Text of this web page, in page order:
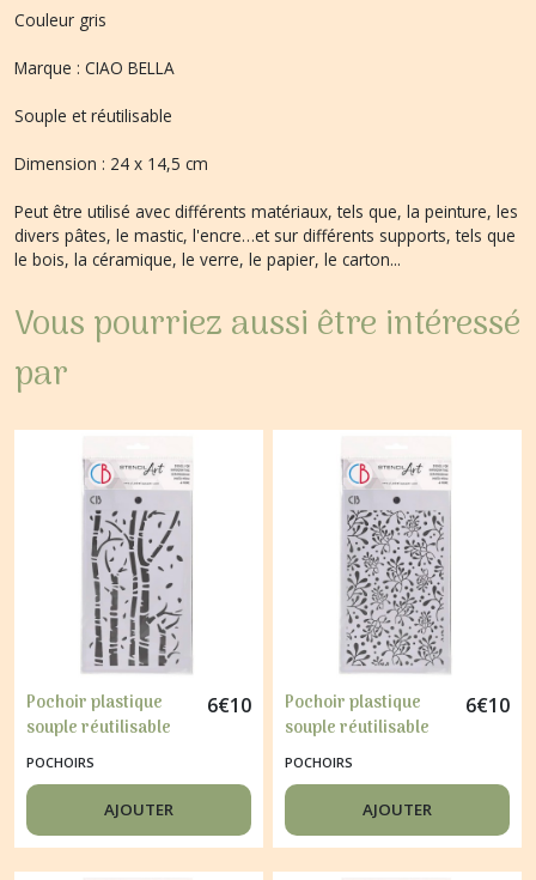
Couleur gris
Marque : CIAO BELLA
Souple et réutilisable
Dimension : 24 x 14,5 cm
Peut être utilisé avec différents matériaux, tels que, la peinture, les
divers pâtes, le mastic, l'encre…et sur différents supports, tels que
le bois, la céramique, le verre, le papier, le carton...
Vous pourriez aussi être intéressé
par
Pochoir plastique
souple réutilisable
CIAO BELLA BIRCH
TREES 057
6€10
POCHOIRS
AJOUTER
Pochoir plastique
souple réutilisable
CIAO BELLA
MISTLETOE 062
6€10
POCHOIRS
AJOUTER